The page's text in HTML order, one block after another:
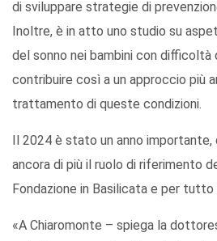
di sviluppare strategie di
Inoltre, è in atto uno studio su
del sonno nei bambini con difficoltà
contribuire così a un approccio più
trattamento di queste condizioni.
Il 2024 è stato un anno
ancora di più il ruolo di riferimento
Fondazione in Basilicata e per tutto
«A Chiaromonte – spiega la